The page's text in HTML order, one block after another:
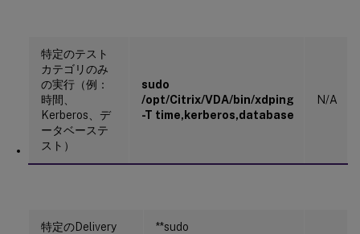
特定のテスト
カテゴリのみ
の実行（例：
時間、
Kerberos、デ
ータベーステ
スト）
sudo
/opt/Citrix/VDA/bin/xdping
-T time,kerberos,database
N/A
特定のDelivery
**sudo